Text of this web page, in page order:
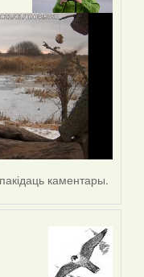
каментары.